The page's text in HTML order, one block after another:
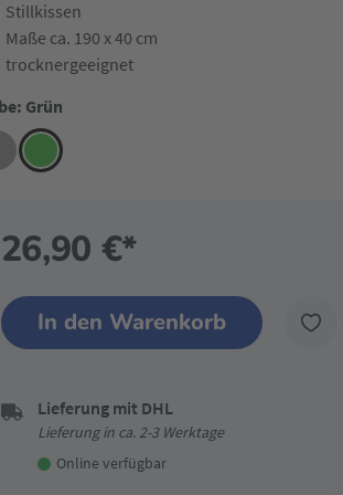
Stillkissen
Maße ca. 190 x 40 cm
trocknergeeignet
Grün
26,90 €*
In den Warenkorb
Lieferung mit DHL
Lieferung in ca. 2-3 Werktage
Online verfügbar